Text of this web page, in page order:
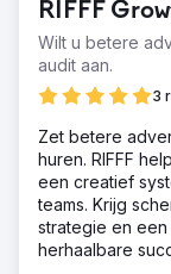
traag en had
maakte het ook
een hoge
SEO-strategie.
Oplossing
We lanceerden
technische
van de
strategisch
categorie- en
RIFFF
Wilt u betere
audit aan.
3
Zet betere
huren. RIFFF
een creatief
teams. Krijg
strategie en
herhaalbare